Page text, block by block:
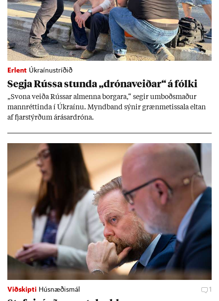
Erlent Úkraínustríðið
Segja Rússa stunda „dróna­veið­ar“ á fólki
„Svona veiða Rúss­ar al­menna borg­ara,“ seg­ir um­boðs­mað­ur
mann­rétt­inda í Úkraínu. Mynd­band sýn­ir græn­met­issala elt­an
af fjar­stýrð­um árás­ar­dróna.
Viðskipti Húsnæðismál 1